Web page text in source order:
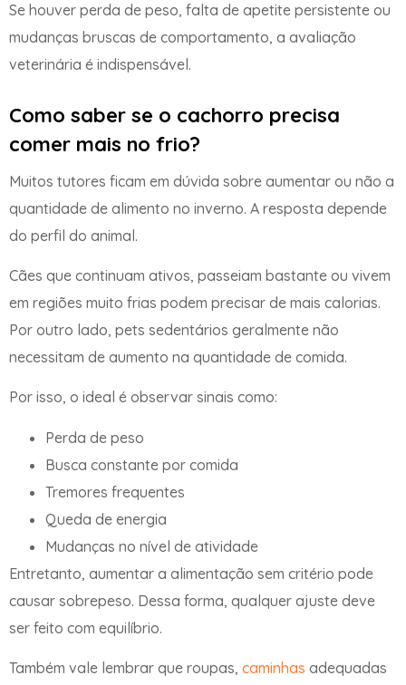
Se houver perda de peso, falta de apetite persistente ou
mudanças bruscas de comportamento, a avaliação
veterinária é indispensável.
Como saber se o cachorro precisa
comer mais no frio?
Muitos tutores ficam em dúvida sobre aumentar ou não a
quantidade de alimento no inverno. A resposta depende
do perfil do animal.
Cães que continuam ativos, passeiam bastante ou vivem
em regiões muito frias podem precisar de mais calorias.
Por outro lado, pets sedentários geralmente não
necessitam de aumento na quantidade de comida.
Por isso, o ideal é observar sinais como:
Perda de peso
Busca constante por comida
Tremores frequentes
Queda de energia
Mudanças no nível de atividade
Entretanto, aumentar a alimentação sem critério pode
causar sobrepeso. Dessa forma, qualquer ajuste deve
ser feito com equilíbrio.
Também vale lembrar que roupas, caminhas adequadas